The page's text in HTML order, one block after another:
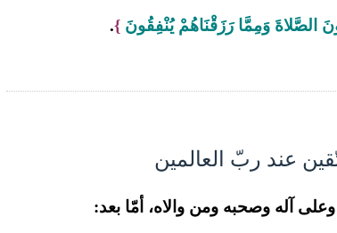
الصَّلاةَ وَمِمَّا رَزَقْنَاهُمْ يُنْفِقُونَ }
.
آله وصحبه ومن والاه، أمّا بعد: